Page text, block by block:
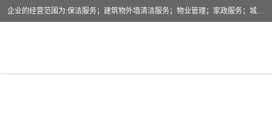
企业的经营范围为:保洁服务；建筑物外墙清洁服务；物业管理；家政服务；城市园林绿化；劳务分包；技术开发、技术转让、技术服务；销售保洁设备、卫生用品、化工产品（不含危险化学品及一类易制毒化学品）、日用品、办公设备、建筑材料、装饰材料；图文设计；清洁服务（不含餐具消毒）；中央空调维修；工程设计；施工总承包；专业承包。